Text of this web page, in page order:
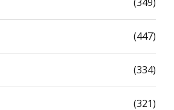
(447)
(334)
(321)